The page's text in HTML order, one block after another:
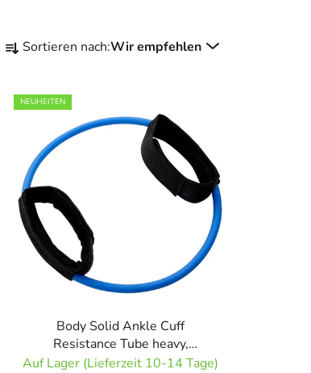
r
d
u
Sortieren nach:Wir empfehlen
NEUHEITEN
Body Solid Ankle Cuff
Resistance Tube heavy,
Widerstandsband schwer
Auf Lager (Lieferzeit 10-14 Tage)